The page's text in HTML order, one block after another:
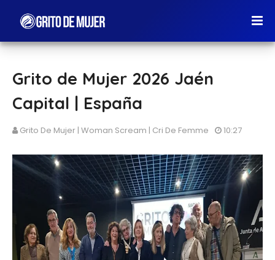
Grito de Mujer 2026 Jaén
Capital | España
Grito De Mujer | Woman Scream | Cri De Femme 10:27